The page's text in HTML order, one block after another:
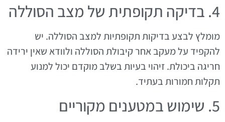
4. בדיקה תקופתית של מצב הסוללה
מומלץ לבצע בדיקות תקופתיות למצב הסוללה. יש
להקפיד על מעקב אחר קיבולת הסוללה ולוודא שאין ירידה
חריגה ביכולת. זיהוי בעיות בשלב מוקדם יכול למנוע
תקלות חמורות בעתיד.
5. שימוש במטענים מקוריים